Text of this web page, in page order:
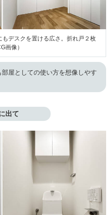
デスクを置ける広さ。折れ戸２枚
画像）
屋としての使い方を想像しやす
出て